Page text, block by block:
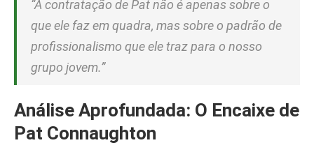
“A contratação de Pat não é apenas sobre o
que ele faz em quadra, mas sobre o padrão de
profissionalismo que ele traz para o nosso
grupo jovem.”
Análise Aprofundada: O Encaixe de
Pat Connaughton